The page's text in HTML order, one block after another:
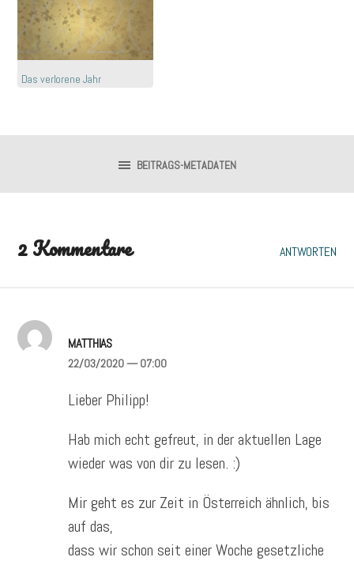
Das verlorene Jahr
BEITRAGS-METADATEN
2 Kommentare ANTWORTEN
MATTHIAS
22/03/2020— 07:00
Lieber Philipp!
Hab mich echt gefreut, in der aktuellen Lage
wieder was von dir zu lesen. :)
Mir geht es zur Zeit in Österreich ähnlich, bis
auf das,
dass wir schon seit einer Woche gesetzliche